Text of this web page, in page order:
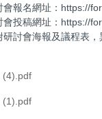
會報名網址：https://
會投稿網址：https://
研討會海報及議程表
(4).pdf
(1).pdf